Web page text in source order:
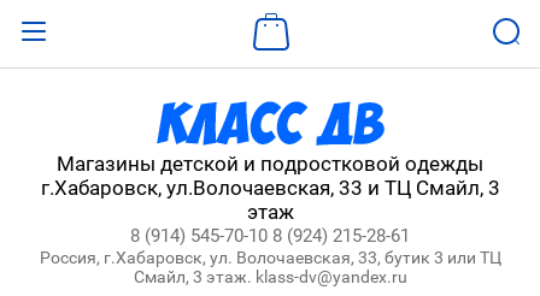
ВХОД В КАБИНЕТ
Логин:
Пароль:
Магазины детской и подростковой одежды
г.Хабаровск, ул.Волочаевская, 33 и ТЦ Смайл, 3
этаж
8 (914) 545-70-10 8 (924) 215-28-61
Россия, г.Хабаровск, ул. Волочаевская, 33, бутик 3 или ТЦ
Смайл, 3 этаж. klass-dv@yandex.ru